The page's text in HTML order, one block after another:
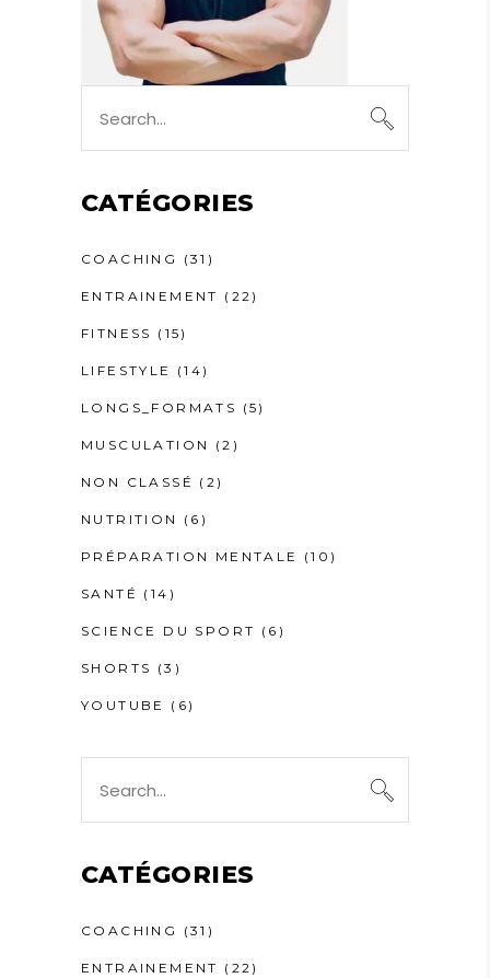
for:
CATÉGORIES
COACHING (31)
ENTRAINEMENT (22)
FITNESS (15)
LIFESTYLE (14)
LONGS_FORMATS (5)
MUSCULATION (2)
NON CLASSÉ (2)
NUTRITION (6)
PRÉPARATION MENTALE (10)
SANTÉ (14)
SCIENCE DU SPORT (6)
SHORTS (3)
YOUTUBE (6)
for:
CATÉGORIES
COACHING (31)
ENTRAINEMENT (22)